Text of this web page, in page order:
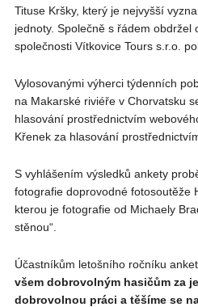
Tituse Kršky, který je nejvyšší
jednoty. Společně s řádem obdržel
společnosti Vítkovice Tours s.r.o.
Vylosovanými výherci týdenních
na Makarské riviéře v Chorvatsku
hlasování prostřednictvím
Křenek za hlasování
S vyhlášením výsledků ankety
fotografie doprovodné fotosoutěže
kterou je fotografie od Michaely
stěnou“.
Účastníkům letošního ročníku
všem dobrovolným hasičům za
dobrovolnou práci a těšíme se